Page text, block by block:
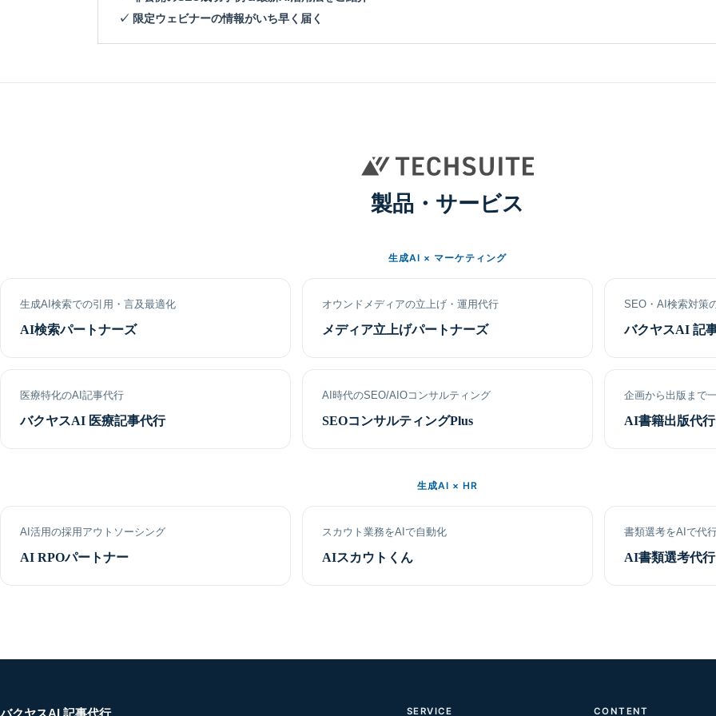
✓ 限定ウェビナーの情報がいち早く届く
製品・サービス
生成AI × マーケティング
生成AI検索での引用・言及最適化
AI検索パートナーズ
オウンドメディアの立上げ・運用代行
メディア立上げパートナーズ
SEO・AI検索対策
バクヤスAI 記
医療特化のAI記事代行
バクヤスAI 医療記事代行
AI時代のSEO/AIOコンサルティング
SEOコンサルティングPlus
企画から出版まで
AI書籍出版代行
生成AI × HR
AI活用の採用アウトソーシング
AI RPOパートナー
スカウト業務をAIで自動化
AIスカウトくん
書類選考をAIで代
AI書類選考代
SERVICE CONTENT